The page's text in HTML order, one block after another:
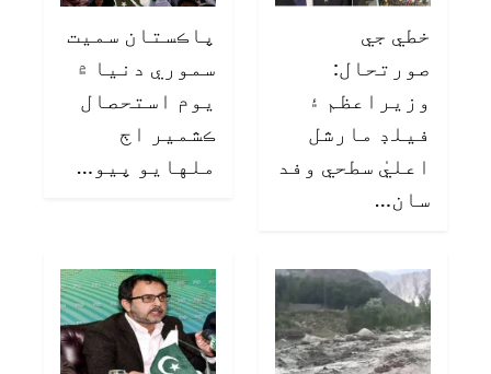
خطي جي
صورتحال:
وزيراعظم ۽
فيلڊ مارشل
اعليٰ سطحي وفد
سان…
پاڪستان سميت
سموري دنيا ۾
يوم استحصال
ڪشمير اڄ
ملهايو پيو…